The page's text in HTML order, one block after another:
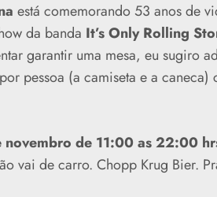
está comemorando 53 anos de
da banda It’s Only Rolling
garantir uma mesa, eu sugiro
pessoa (a camiseta e a caneca)
novembro de 11:00 as 22:00
vai de carro. Chopp Krug Bier.